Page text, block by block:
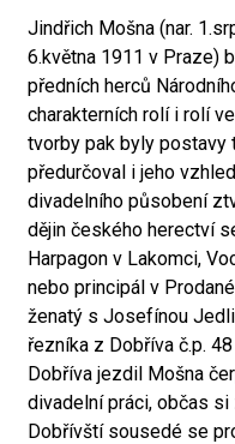
Jindřich Mošna (nar.
6.května 1911 v Praze)
předních herců
charakterních rolí i rolí
tvorby pak byly postavy
předurčoval i jeho
divadelního působení
dějin českého herectví
Harpagon v Lakomci,
nebo principál v
ženatý s Josefínou
řezníka z Dobříva č.p.
Dobříva jezdil Mošna
divadelní práci, občas
Dobřívští sousedé se